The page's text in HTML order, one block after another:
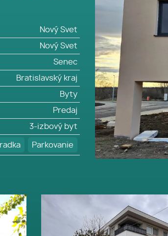
Nový Svet
Nový Svet
Senec
Bratislavský kraj
Byty
Predaj
3-izbový byt
Parkovanie
PREDANÉ - SENEC - PREDAJ 3
izbový HOLOBYTU s vlastným
kúrením, vo vyhľadávanej